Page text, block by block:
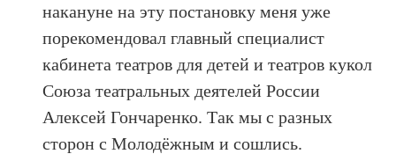
накануне на эту постановку меня уже
порекомендовал главный специалист
кабинета театров для детей и театров кукол
Союза театральных деятелей России
Алексей Гончаренко. Так мы с разных
сторон с Молодёжным и сошлись.